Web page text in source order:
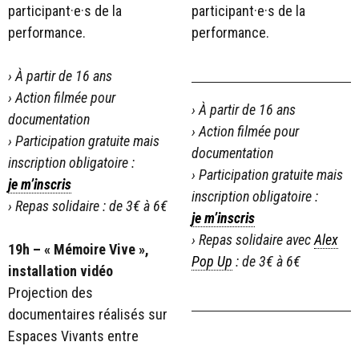
participant·e·s de la
performance.
› À partir de 16 ans
› Action filmée pour
documentation
› Participation gratuite mais
inscription obligatoire :
je m’inscris
› Repas solidaire : de 3€ à 6€
19h – « Mémoire Vive »,
installation vidéo
Projection des
documentaires réalisés sur
Espaces Vivants entre
participant·e·s de la
performance.
› À partir de 16 ans
› Action filmée pour
documentation
› Participation gratuite mais
inscription obligatoire :
je m’inscris
› Repas solidaire avecAlex
Pop Up : de 3€ à 6€